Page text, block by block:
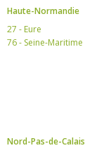
Haute-Normandie
27 - Eure
76 - Seine-Maritime
Nord-Pas-de-Calais